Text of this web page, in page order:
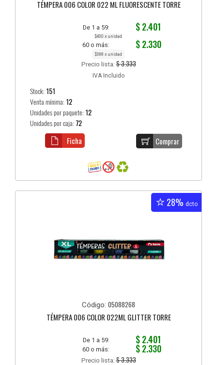
TÉMPERA 006 COLOR 022 ML FLUORESCENTE TORRE
De 1 a 59: $ 2.401
$400 x unidad
60 o más: $ 2.330
$388 x unidad
Precio lista:$ 3.333
IVA Incluido
Stock: 151
Venta mínima: 12
Unidades por paquete: 12
Unidades por caja:72
Comprar
Ficha
28% dcto
Código: 05088268
TÉMPERA 006 COLOR 022ML GLITTER TORRE
De 1 a 59: $ 2.401
60 o más: $ 2.330
Precio lista:$ 3.333